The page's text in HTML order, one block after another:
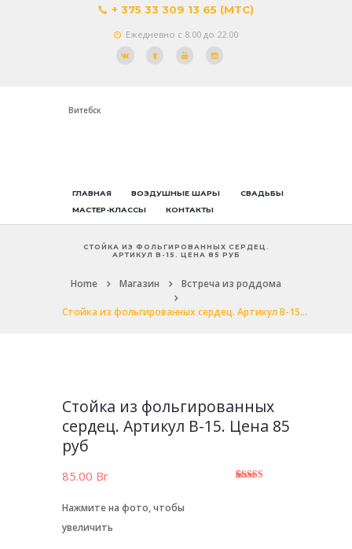
+ 375 33 309 13 65 (МТС)
Ежедневно с 8.00 до 22.00
Витебск
ГЛАВНАЯ ВОЗДУШНЫЕ ШАРЫ
СВАДЬБЫ
МАСТЕР-КЛАССЫ
КОНТАКТЫ
СТОЙКА ИЗ ФОЛЬГИРОВАННЫХ СЕРДЕЦ.
АРТИКУЛ В-15. ЦЕНА 85 РУБ
Home Магазин Встреча из роддома
Стойка из фольгированных сердец. Артикул В-15...
Стойка из фольгированных
сердец. Артикул В-15. Цена 85
руб
85.00 Br
Нажмите на фото, чтобы
увеличить